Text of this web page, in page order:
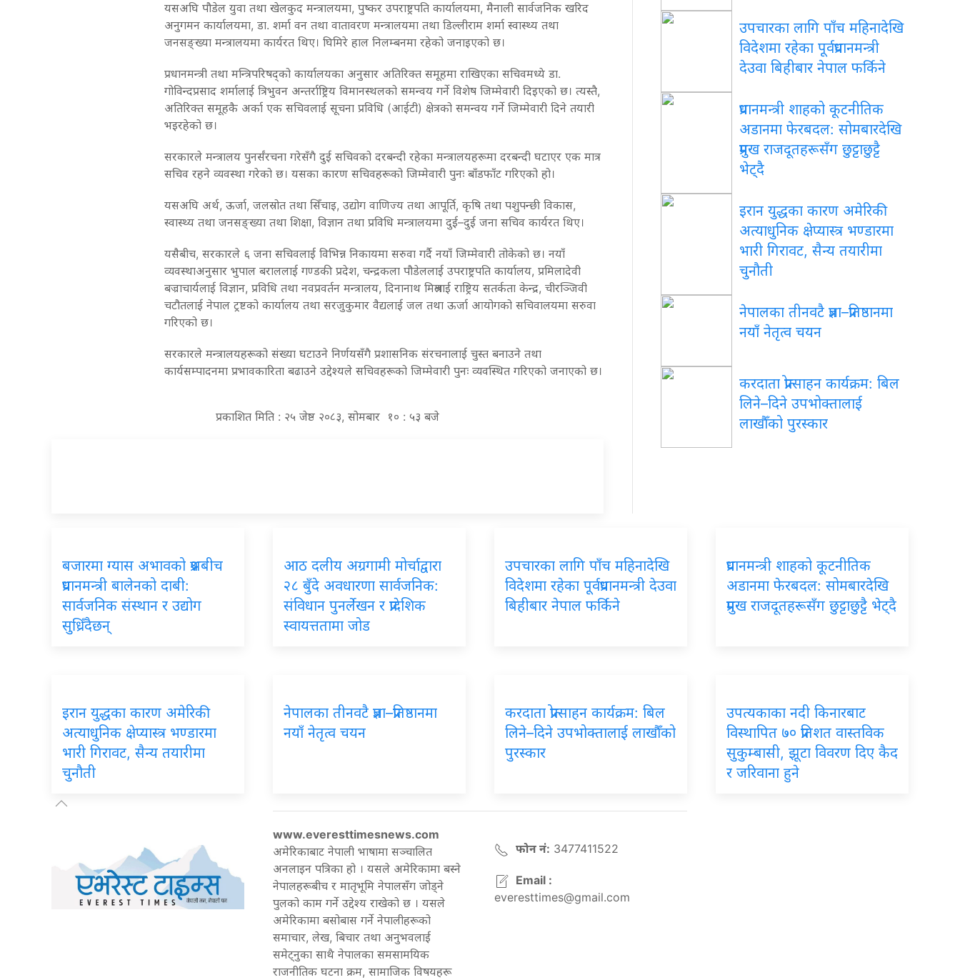
यसअघि पौडेल युवा तथा खेलकुद मन्त्रालयमा, पुष्कर उपराष्ट्रपति कार्यालयमा, मैनाली सार्वजनिक खरिद
अनुगमन कार्यालयमा, डा. शर्मा वन तथा वातावरण मन्त्रालयमा तथा डिल्लीराम शर्मा स्वास्थ्य तथा
जनसङ्ख्या मन्त्रालयमा कार्यरत थिए। घिमिरे हाल निलम्बनमा रहेको जनाइएको छ।
प्रधानमन्त्री तथा मन्त्रिपरिषद्को कार्यालयका अनुसार अतिरिक्त समूहमा राखिएका सचिवमध्ये डा.
गोविन्दप्रसाद शर्मालाई त्रिभुवन अन्तर्राष्ट्रिय विमानस्थलको समन्वय गर्ने विशेष जिम्मेवारी दिइएको छ। त्यस्तै,
अतिरिक्त समूहकै अर्का एक सचिवलाई सूचना प्रविधि (आईटी) क्षेत्रको समन्वय गर्ने जिम्मेवारी दिने तयारी
भइरहेको छ।
सरकारले मन्त्रालय पुनर्संरचना गरेसँगै दुई सचिवको दरबन्दी रहेका मन्त्रालयहरूमा दरबन्दी घटाएर एक मात्र
सचिव रहने व्यवस्था गरेको छ। यसका कारण सचिवहरूको जिम्मेवारी पुनः बाँडफाँट गरिएको हो।
यसअघि अर्थ, ऊर्जा, जलस्रोत तथा सिँचाइ, उद्योग वाणिज्य तथा आपूर्ति, कृषि तथा पशुपन्छी विकास,
स्वास्थ्य तथा जनसङ्ख्या तथा शिक्षा, विज्ञान तथा प्रविधि मन्त्रालयमा दुई–दुई जना सचिव कार्यरत थिए।
यसैबीच, सरकारले ६ जना सचिवलाई विभिन्न निकायमा सरुवा गर्दै नयाँ जिम्मेवारी तोकेको छ। नयाँ
व्यवस्थाअनुसार भुपाल बराललाई गण्डकी प्रदेश, चन्द्रकला पौडेललाई उपराष्ट्रपति कार्यालय, प्रमिलादेवी
बज्राचार्यलाई विज्ञान, प्रविधि तथा नवप्रवर्तन मन्त्रालय, दिनानाथ मिश्रलाई राष्ट्रिय सतर्कता केन्द्र, चीरञ्जिवी
चटौतलाई नेपाल ट्रष्टको कार्यालय तथा सरजुकुमार वैद्यलाई जल तथा ऊर्जा आयोगको सचिवालयमा सरुवा
गरिएको छ।
सरकारले मन्त्रालयहरूको संख्या घटाउने निर्णयसँगै प्रशासनिक संरचनालाई चुस्त बनाउने तथा
कार्यसम्पादनमा प्रभावकारिता बढाउने उद्देश्यले सचिवहरूको जिम्मेवारी पुनः व्यवस्थित गरिएको जनाएको छ।
प्रकाशित मिति : २५ जेष्ठ २०८३, सोमबार १० : ५३ बजे
उपचारका लागि पाँच महिनादेखि
विदेशमा रहेका पूर्वप्रधानमन्त्री
देउवा बिहीबार नेपाल फर्किने
प्रधानमन्त्री शाहको कूटनीतिक
अडानमा फेरबदल: सोमबारदेखि
प्रमुख राजदूतहरूसँग छुट्टाछुट्टै
भेट्दै
इरान युद्धका कारण अमेरिकी
अत्याधुनिक क्षेप्यास्त्र भण्डारमा
भारी गिरावट, सैन्य तयारीमा
चुनौती
नेपालका तीनवटै प्रज्ञा–प्रतिष्ठानमा
नयाँ नेतृत्व चयन
करदाता प्रोत्साहन कार्यक्रम: बिल
लिने–दिने उपभोक्तालाई
लाखौँको पुरस्कार
बजारमा ग्यास अभावको प्रश्नबीच
प्रधानमन्त्री बालेनको दाबी:
सार्वजनिक संस्थान र उद्योग
सुध्रिँदैछन्
आठ दलीय अग्रगामी मोर्चाद्वारा
२८ बुँदे अवधारणा सार्वजनिक:
संविधान पुनर्लेखन र प्रादेशिक
स्वायत्ततामा जोड
उपचारका लागि पाँच महिनादेखि
विदेशमा रहेका पूर्वप्रधानमन्त्री देउवा
बिहीबार नेपाल फर्किने
प्रधानमन्त्री शाहको कूटनीतिक
अडानमा फेरबदल: सोमबारदेखि
प्रमुख राजदूतहरूसँग छुट्टाछुट्टै भेट्दै
इरान युद्धका कारण अमेरिकी
अत्याधुनिक क्षेप्यास्त्र भण्डारमा
भारी गिरावट, सैन्य तयारीमा
चुनौती
नेपालका तीनवटै प्रज्ञा–प्रतिष्ठानमा
नयाँ नेतृत्व चयन
करदाता प्रोत्साहन कार्यक्रम: बिल
लिने–दिने उपभोक्तालाई लाखौँको
पुरस्कार
उपत्यकाका नदी किनारबाट
विस्थापित ७० प्रतिशत वास्तविक
सुकुम्बासी, झूटा विवरण दिए कैद
र जरिवाना हुने
www.everesttimesnews.com
अमेरिकाबाट नेपाली भाषामा सञ्चालित
अनलाइन पत्रिका हो । यसले अमेरिकामा बस्ने
नेपालहरूबीच र मातृभूमि नेपालसँग जोड्ने
पुलको काम गर्ने उद्देश्य राखेको छ । यसले
अमेरिकामा बसोबास गर्ने नेपालीहरूको
समाचार, लेख, बिचार तथा अनुभवलाई
समेट्नुका साथै नेपालका समसामयिक
राजनीतिक घटना क्रम, सामाजिक विषयहरू
फोन नं: 3477411522
Email :
everesttimes@gmail.com